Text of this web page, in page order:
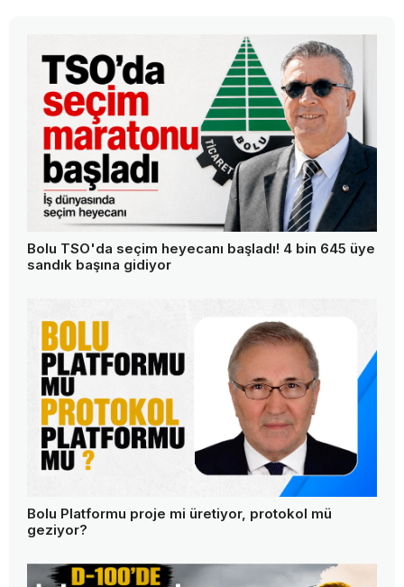
Bolu TSO'da seçim heyecanı başladı! 4 bin 645 üye
sandık başına gidiyor
Bolu Platformu proje mi üretiyor, protokol mü
geziyor?